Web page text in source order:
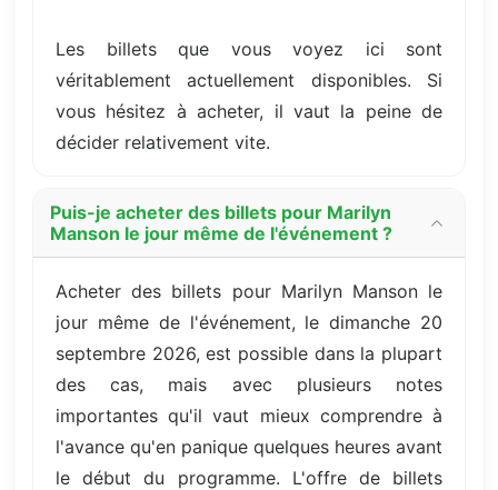
Les billets que vous voyez ici sont
véritablement actuellement disponibles. Si
vous hésitez à acheter, il vaut la peine de
décider relativement vite.
Puis-je acheter des billets pour Marilyn
Manson le jour même de l'événement ?
Acheter des billets pour Marilyn Manson le
jour même de l'événement, le dimanche 20
septembre 2026, est possible dans la plupart
des cas, mais avec plusieurs notes
importantes qu'il vaut mieux comprendre à
l'avance qu'en panique quelques heures avant
le début du programme. L'offre de billets